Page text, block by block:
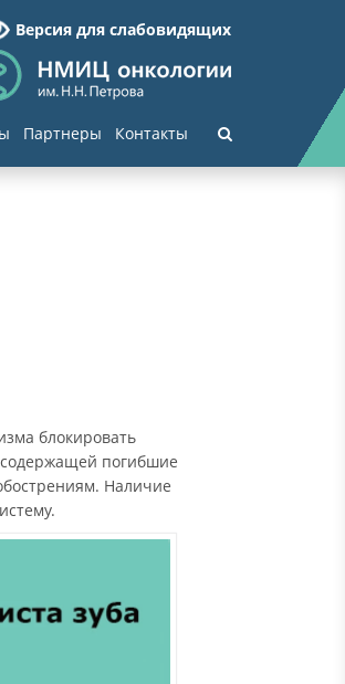
Версия для слабовидящих
Партнеры Контакты
блокировать
погибшие
Наличие